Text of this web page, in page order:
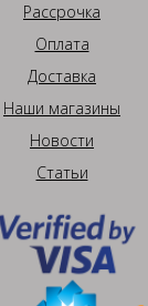
Рассрочка
Оплата
Доставка
Наши магазины
Новости
Статьи